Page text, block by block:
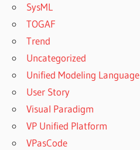
SysML
TOGAF
Trend
Uncategorized
Unified Modeling Language
User Story
Visual Paradigm
VP Unified Platform
VPasCode